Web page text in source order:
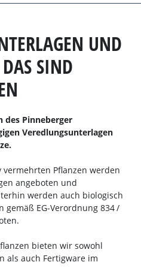
UND
SIND
des Pinneberger
Veredlungsunterlagen
Pflanzen werden
angeboten und
werden auch biologisch
EG-Verordnung 834 /
bieten wir sowohl
als auch Fertigware im